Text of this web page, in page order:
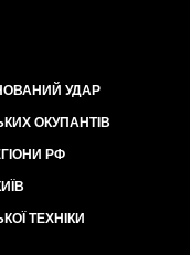
УДАР
ОКУПАНТІВ
РФ
ТЕХНІКИ